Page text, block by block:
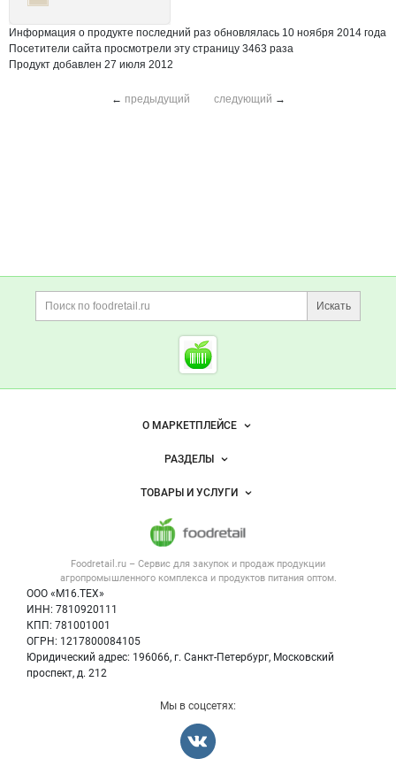
Информация о продукте последний раз обновлялась 10 ноября 2014 года
Посетители сайта просмотрели эту страницу 3463 раза
Продукт добавлен 27 июля 2012
← предыдущий следующий →
Дополнительная информация
Поиск по сайту и
Искать
Cсылки на полезные
Foodretail.ru
— продукты
Важные разделы и контакты
Foodretail.ru – Сервис для закупок и продаж продукции
агропромышленного комплекса и продуктов питания оптом.
ООО «М16.ТЕХ»
ИНН: 7810920111
КПП: 781001001
ОГРН: 1217800084105
Юридический адрес: 196066, г. Санкт-Петербург, Московский
проспект, д. 212
Навигация по сайтуО МАРКЕТПЛЕЙСЕ
Новости Foodretail.ru
Размещение рекламы
Публичная оферта
Контактная информация
Политика обработки персональных данных
РАЗДЕЛЫ
Объявления
Новости рынка
Вакансии
ТОВАРЫ И УСЛУГИ
Напитки, соки, вода
Оборудование для пищепрома
Информация о компаниях
Мы в соцсетях: